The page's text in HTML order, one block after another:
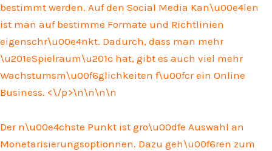
bestimmt werden. Auf den Social Media Kan\u00e4len
ist man auf bestimme Formate und Richtlinien
eigenschr\u00e4nkt. Dadurch, dass man mehr
\u201eSpielraum\u201c hat, gibt es auch viel mehr
Wachstumsm\u00f6glichkeiten f\u00fcr ein Online
Business. <\/p>\n\n\n\n
Der n\u00e4chste Punkt ist gro\u00dfe Auswahl an
Monetarisierungsoptionnen. Dazu geh\u00f6ren zum